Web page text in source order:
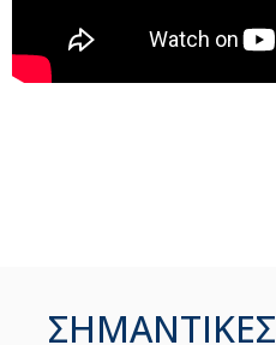
ΣΗΜΑΝΤΙΚΕΣ